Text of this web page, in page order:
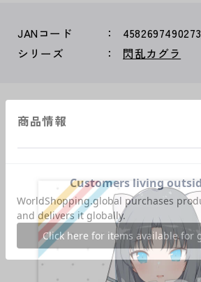
JANコード
4582697490273
シリーズ
閃乱カグラ
商品情報